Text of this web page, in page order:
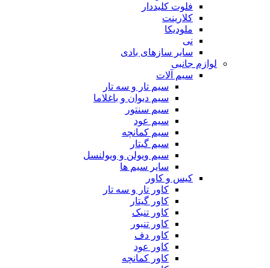
فلوت کلیددار
کلارینت
ملودیکا
نی
سایر سازهای بادی
لوازم جانبی
سیم آلات
سیم تار و سه تار
سیم دیوان و باغلاما
سیم سنتور
سیم عود
سیم کمانچه
سیم گیتار
سیم ویولن و ویولنسل
سایر سیم ها
کیس و کاور
کاور تار و سه تار
کاور گیتار
کاور تنبک
کاور تنبور
کاور دف
کاور عود
کاور کمانچه